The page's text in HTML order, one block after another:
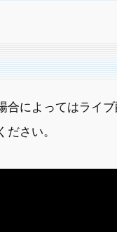
によってはライ
さい。